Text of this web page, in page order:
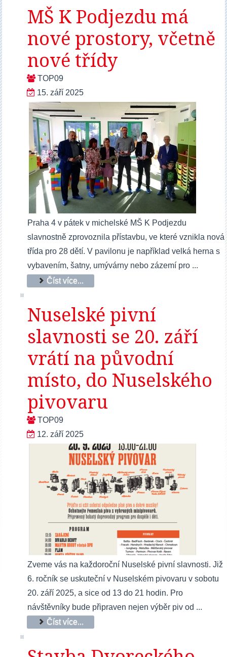
MŠ K Podjezdu má
nové prostory, včetně
nové třídy
TOP09
15. září 2025
Praha 4 v pátek v michelské MŠ K Podjezdu
slavnostně zprovoznila přístavbu, ve které vznikla nová
třída pro 28 dětí. V pavilonu je například velká herna s
vybavením, šatny, umývárny nebo zázemí pro ...
Číst více...
Nuselské pivní
slavnosti se 20. září
vrátí na původní
místo, do Nuselského
pivovaru
TOP09
12. září 2025
Zveme vás na každoroční Nuselské pivní slavnosti. Již
6. ročník se uskuteční v Nuselském pivovaru v sobotu
20. září 2025, a sice od 13 do 21 hodin. Pro
návštěvníky bude připraven nejen výběr piv od ...
Číst více...